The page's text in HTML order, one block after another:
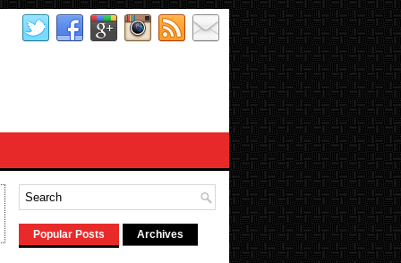
Popular Posts Archives